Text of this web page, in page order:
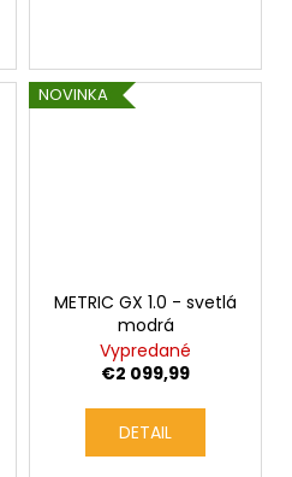
NOVINKA
METRIC GX 1.0 - svetlá
modrá
Vypredané
€2 099,99
DETAIL